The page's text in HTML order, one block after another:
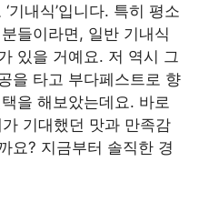
기내식’입니다. 특히 평소
들이라면, 일반 기내식
있을 거예요. 저 역시 그
을 타고 부다페스트로 향
을 해보았는데요. 바로
가 기대했던 맛과 만족감
요? 지금부터 솔직한 경